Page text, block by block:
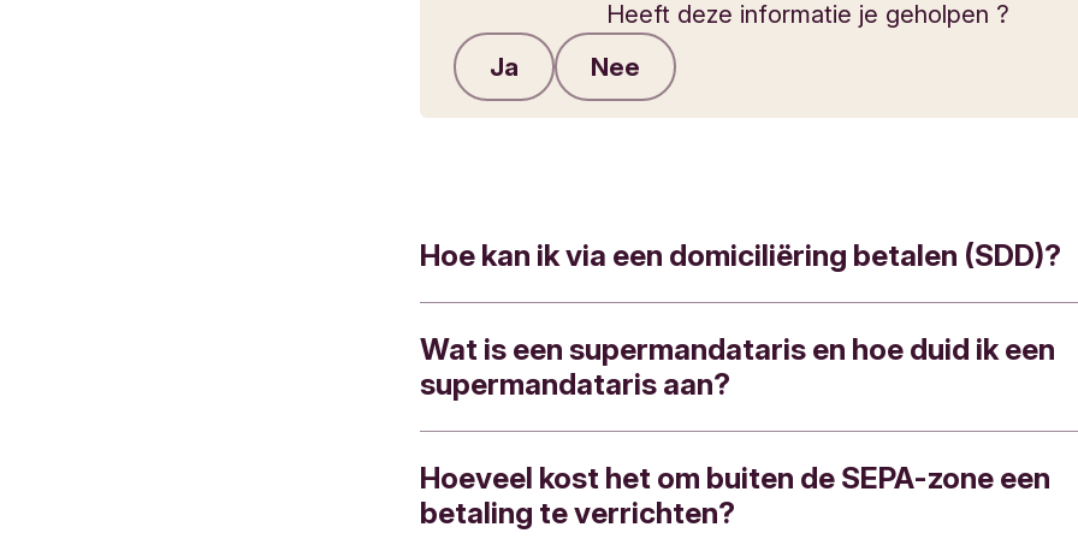
Heeft deze informatie je geholpen ?
Ja
Nee
Feedback verzenden
Hoe kan ik via een domiciliëring betalen (SDD)?
Neem contact op met je leverancier om een
op te stellen.
je kan het wel zelf stopzetten.
Wat is een supermandataris en hoe duid ik een
supermandataris aan?
Als professionele klant kan je bij Triodos Bank één of
‘supermandatarissen’ aanstellen om je rekeningen en
Hoeveel kost het om buiten de SEPA-zone een
betaling te verrichten?